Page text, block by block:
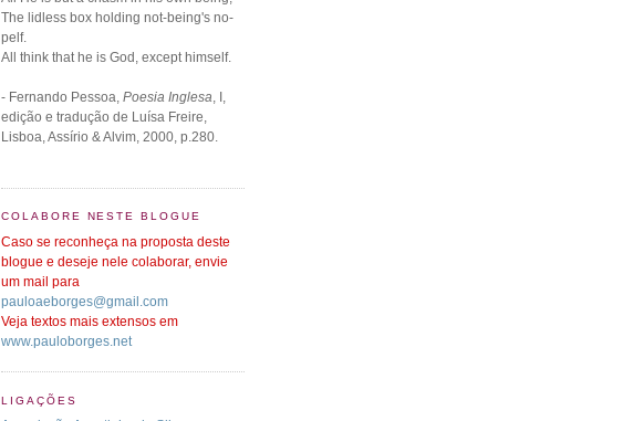
The lidless box holding not-being's no-
pelf.
All think that he is God, except himself.
- Fernando Pessoa, Poesia Inglesa, I,
edição e tradução de Luísa Freire,
Lisboa, Assírio & Alvim, 2000, p.280.
COLABORE NESTE BLOGUE
Caso se reconheça na proposta deste
blogue e deseje nele colaborar, envie
um mail para
pauloaeborges@gmail.com
Veja textos mais extensos em
www.pauloborges.net
LIGAÇÕES